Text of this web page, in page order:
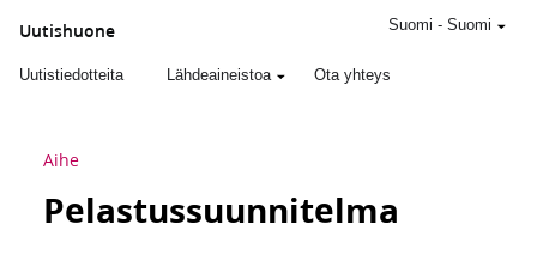
Uutishuone
Uutistiedotteita Lähdeaineistoa Ota yhteys
Suomi - Suomi
Aihe
Pelastussuunnitelma